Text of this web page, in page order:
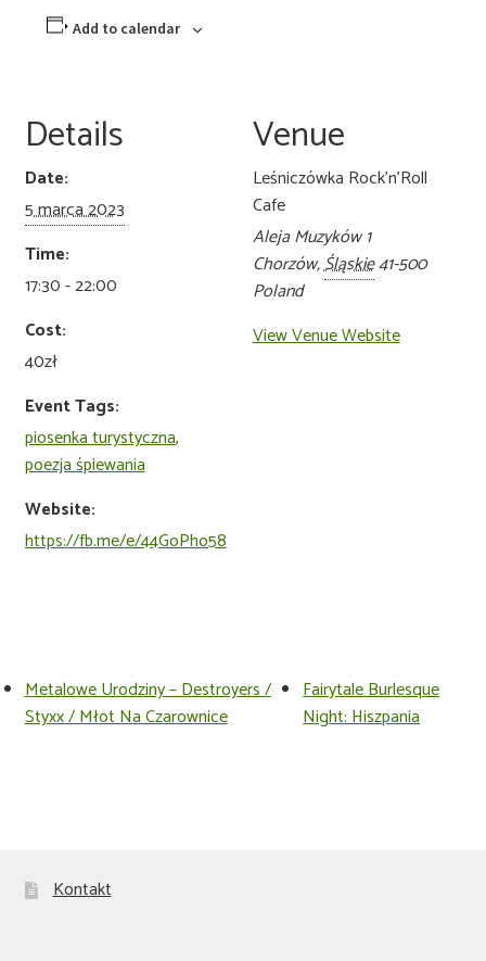
Add to calendar
Details
Date:
5 marca 2023
Time:
17:30 - 22:00
Cost:
40zł
Event Tags:
piosenka turystyczna,
poezja śpiewania
Website:
https://fb.me/e/44GoPho58
Venue
Leśniczówka Rock’n’Roll
Cafe
Aleja Muzyków 1
Chorzów,Śląskie41-500
Poland
View Venue Website
Metalowe Urodziny – Destroyers /
Styxx / Młot Na Czarownice
Fairytale Burlesque
Night: Hiszpania
Kontakt